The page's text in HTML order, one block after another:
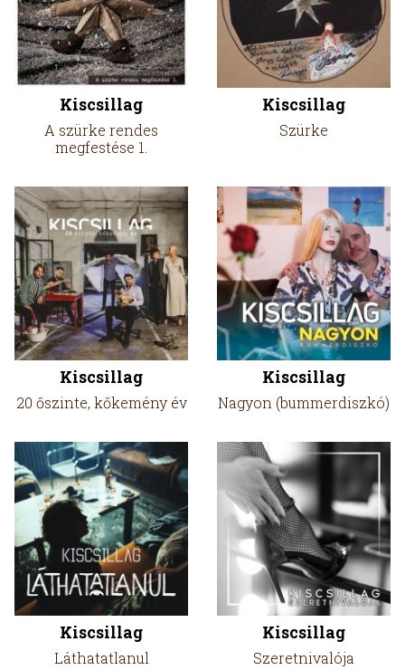
Kiscsillag
A szürke rendes
megfestése 1.
Kiscsillag
Szürke
Kiscsillag
20 őszinte, kőkemény év
Kiscsillag
Nagyon (bummerdiszkó)
Kiscsillag
Láthatatlanul
Kiscsillag
Szeretnivalója